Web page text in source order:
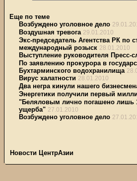
Еще по теме
Возбуждено уголовное дело
Воздушная тревога 29.01.2010
Экс-председатель Агентства РК по
международный розыск 28.01.2010
Выступление руководителя
По заявлению прокурора в
Бухтарминского водохранилища
Вирус халатности 28.01.2010
Два негра кинули нашего
Энергетики получили первый
"Беляловым лично погашено лишь
ущерба" 27.01.2010
Возбуждено уголовное дело
Новости ЦентрАзии